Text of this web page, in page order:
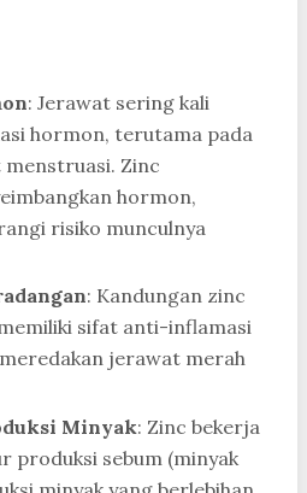
: Jerawat sering kali
hormon, terutama pada
Zinc
hormon,
risiko munculnya
: Kandungan zinc
sifat anti-inflamasi
jerawat merah
Minyak: Zinc bekerja
produksi sebum (minyak